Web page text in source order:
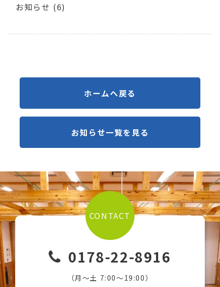
お知らせ (6)
ホームへ戻る
お知らせ一覧を見る
CONTACT
0178-22-8916
（月〜土 7:00〜19:00）